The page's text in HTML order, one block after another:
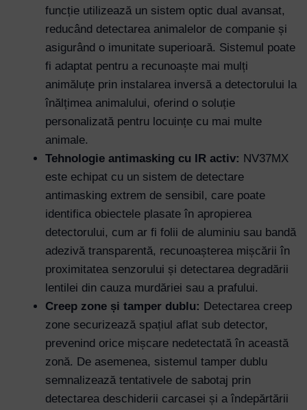
funcție utilizează un sistem optic dual avansat,
reducând detectarea animalelor de companie și
asigurând o imunitate superioară. Sistemul poate
fi adaptat pentru a recunoaște mai mulți
animăluțe prin instalarea inversă a detectorului la
înălțimea animalului, oferind o soluție
personalizată pentru locuințe cu mai multe
animale.
Tehnologie antimasking cu IR activ: NV37MX
este echipat cu un sistem de detectare
antimasking extrem de sensibil, care poate
identifica obiectele plasate în apropierea
detectorului, cum ar fi folii de aluminiu sau bandă
adezivă transparentă, recunoașterea mișcării în
proximitatea senzorului și detectarea degradării
lentilei din cauza murdăriei sau a prafului.
Creep zone și tamper dublu: Detectarea creep
zone securizează spațiul aflat sub detector,
prevenind orice mișcare nedetectată în această
zonă. De asemenea, sistemul tamper dublu
semnalizează tentativele de sabotaj prin
detectarea deschiderii carcasei și a îndepărtării